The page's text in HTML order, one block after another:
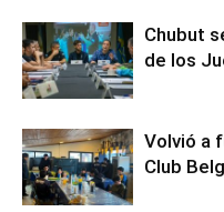
Chubut
de los
Volvió a
Club